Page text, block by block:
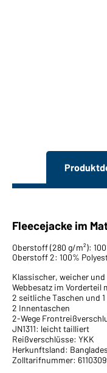
Fleecejacke im
Oberstoff (280 g/m²):
Oberstoff 2: 100%
Klassischer, weicher
Webbesatz im Vorderteil
2 seitliche Taschen und
2 Innentaschen
2-Wege
JN1311: leicht tailliert
Reißverschlüsse: YKK
Herkunftsland:
Zolltarifnummer: